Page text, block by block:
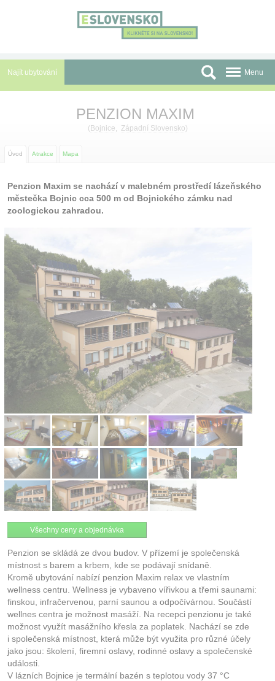
Najít ubytování
Autobusové zájezdy
Před cestou
Kontakt
Menu
PENZION MAXIM
( Bojnice, Západní Slovensko)
Úvod Atrakce Mapa
Penzion Maxim se nachází v malebném prostředí lázeňského
městečka Bojnic cca 500 m od Bojnického zámku nad
zoologickou zahradou.
Všechny ceny a objednávka
Penzion se skládá ze dvou budov. V přízemí je společenská
místnost s barem a krbem, kde se podávají snídaně.
Kromě ubytování nabízí penzion Maxim relax ve vlastním
wellness centru. Wellness je vybaveno vířivkou a třemi saunami:
finskou, infračervenou, parní saunou a odpočívárnou. Součástí
wellnes centra je možnost masáží. Na recepci penzionu je také
možnost využít masážního křesla za poplatek. Nachází se zde
i společenská místnost, která může být využita pro různé účely
jako jsou: školení, firemní oslavy, rodinné oslavy a společenské
události.
V lázních Bojnice je termální bazén s teplotou vody 37 °C